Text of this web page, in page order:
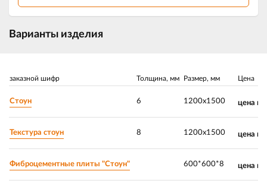
Варианты изделия
заказной шифр Толщина, мм Размер, мм Цена
Стоун 6 1200х1500 цена по
Текстура стоун 8 1200х1500 цена по
Фиброцементные плиты "Стоун" 600*600*8 цена по